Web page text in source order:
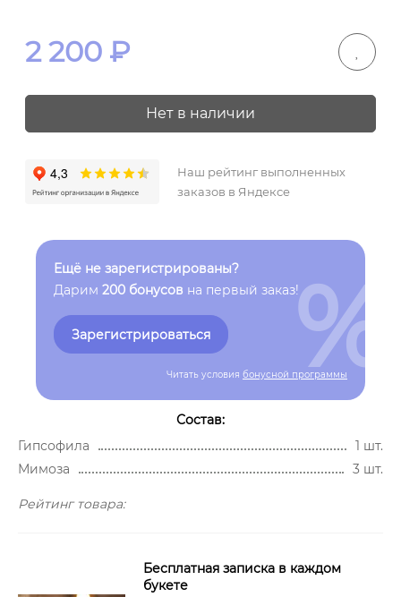
2 200 ₽
Нет в наличии
Наш рейтинг выполненных
заказов в Яндексе
Ещё не зарегистрированы?
Дарим 200 бонусов на первый заказ!
Зарегистрироваться
Читать условия бонусной программы
%
Состав:
Гипсофила
1 шт.
Мимоза
3 шт.
Рейтинг товара:
Бесплатная записка в каждом
букете